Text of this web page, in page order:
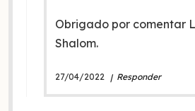
Obrigado por comentar
Shalom.
27/04/2022 Responder